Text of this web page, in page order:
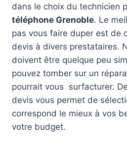
dans le choix du technicien
téléphone Grenoble. Le
pas vous faire duper est de
devis à divers prestataires.
doivent être quelque peu
pouvez tomber sur un
pourrait vous surfacturer.
devis vous permet de
correspond le mieux à vos
votre budget.